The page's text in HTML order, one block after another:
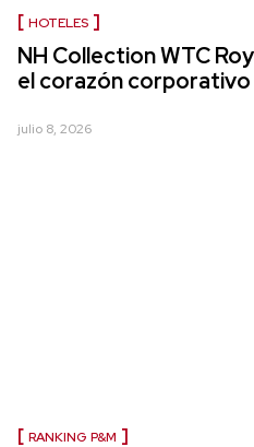
HOTELES
NH Collection WTC
el corazón
julio 8, 2026
RANKING P&M